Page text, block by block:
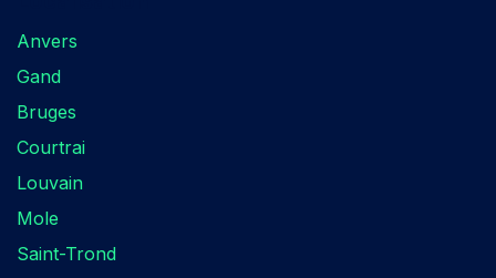
Anvers
Gand
Bruges
Courtrai
Louvain
Mole
Saint-Trond